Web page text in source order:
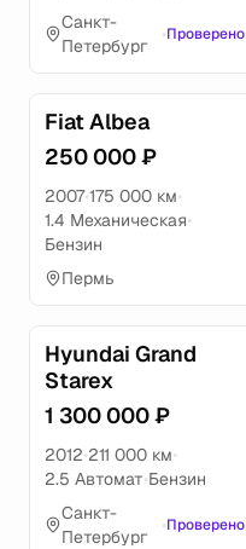
Санкт-
Петербург
•Проверено
Fiat Albea
250 000 ₽
2007•175 000 км•
1.4 Механическая•
Бензин
Пермь
Hyundai Grand
Starex
1 300 000 ₽
2012•211 000 км•
2.5 Автомат•Бензин
Санкт-
Петербург
•Проверено